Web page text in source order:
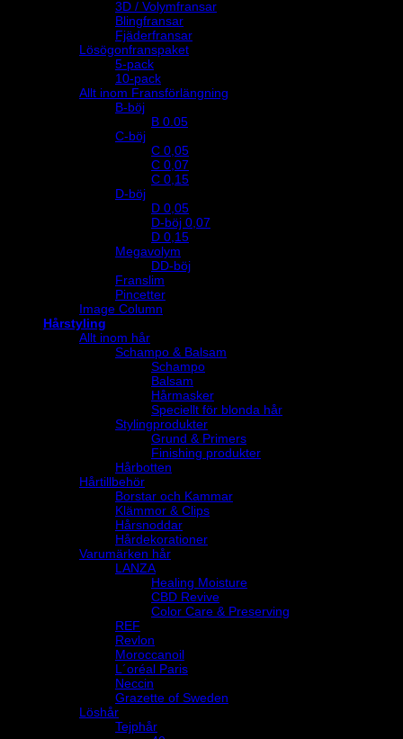
3D / Volymfransar
Blingfransar
Fjäderfransar
Lösögonfranspaket
5-pack
10-pack
Allt inom Fransförlängning
B-böj
B 0.05
C-böj
C 0,05
C 0,07
C 0,15
D-böj
D 0,05
D-böj 0,07
D 0,15
Megavolym
DD-böj
Franslim
Pincetter
Image Column
Hårstyling
Allt inom hår
Schampo & Balsam
Schampo
Balsam
Hårmasker
Speciellt för blonda hår
Stylingprodukter
Grund & Primers
Finishing produkter
Hårbotten
Hårtillbehör
Borstar och Kammar
Klämmor & Clips
Hårsnoddar
Hårdekorationer
Varumärken hår
LANZA
Healing Moisture
CBD Revive
Color Care & Preserving
REF
Revlon
Moroccanoil
L´oréal Paris
Neccin
Grazette of Sweden
Löshår
Tejphår